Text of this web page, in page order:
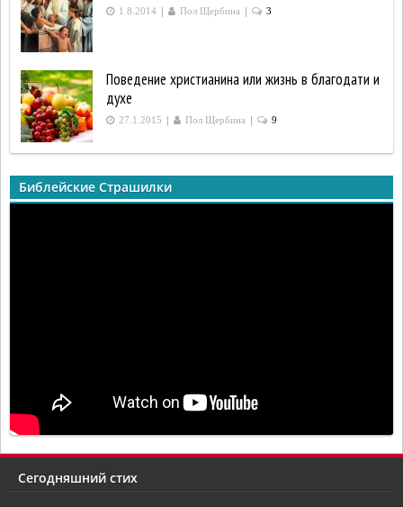
1.8.2014 | Пол Щербина | 3
Поведение христианина или жизнь в благодати и
духе
27.1.2015 | Пол Щербина | 9
Библейские Страшилки
Сегодняшний стих